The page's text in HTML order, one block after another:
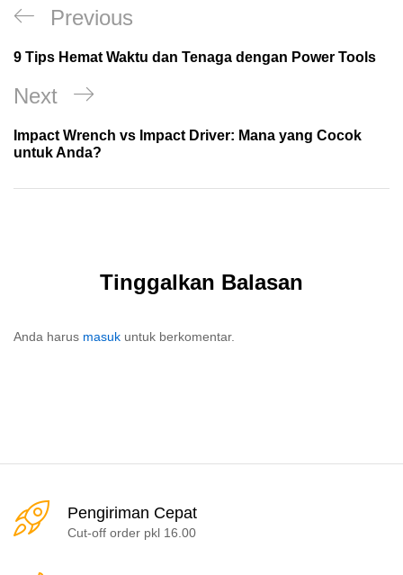
Navigasi
pos
Previous
Post
Previous
9 Tips Hemat Waktu dan Tenaga dengan Power Tools
Next
Post
Next
Impact Wrench vs Impact Driver: Mana yang Cocok
untuk Anda?
Tinggalkan Balasan
Anda harus masuk untuk berkomentar.
Pengiriman Cepat
Cut-off order pkl 16.00